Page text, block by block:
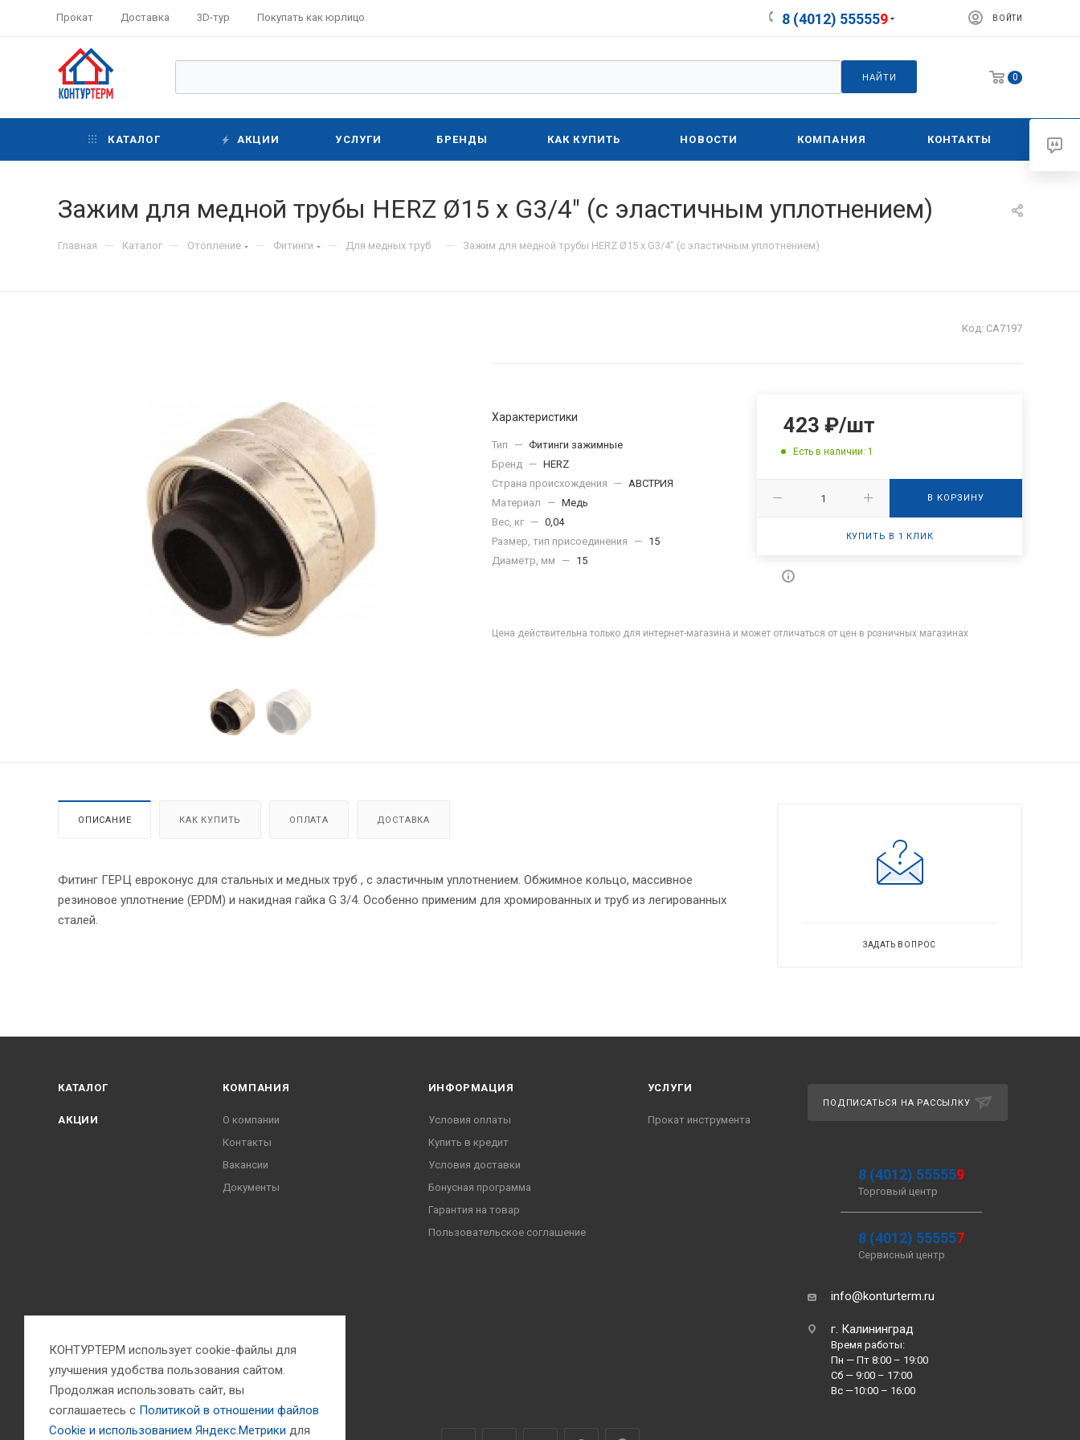
Прокат Доставка 3D-тур Покупать как юрлицо 8 (4012) 555559 ВОЙТИ
НАЙТИ 0
КАТАЛОГ АКЦИИ УСЛУГИ БРЕНДЫ КАК КУПИТЬ НОВОСТИ КОМПАНИЯ КОНТАКТЫ
Зажим для медной трубы HERZ Ø15 х G3/4" (с эластичным уплотнением)
Главная — Каталог — Отопление — Фитинги — Для медных труб — Зажим для медной трубы HERZ Ø15 х G3/4" (с эластичным уплотнением)
Код: СА7197
Характеристики
Тип — Фитинги зажимные
Бренд — HERZ
Страна происхождения
— АВСТРИЯ
Материал
— Медь
Вес, кг — 0,04
Размер, тип присоединения
— 15
Диаметр, мм
— 15
423 ₽/шт
Есть в наличии: 1
В КОРЗИНУ
КУПИТЬ В 1 КЛИК
Цена действительна только для интернет-магазина и может отличаться от цен в розничных магазинах
ОПИСАНИЕ КАК КУПИТЬ ОПЛАТА ДОСТАВКА
Фитинг ГЕРЦ евроконус для стальных и медных труб , с эластичным уплотнением. Обжимное кольцо, массивное
резиновое уплотнение (EPDM) и накидная гайка G 3/4. Особенно применим для хромированных и труб из легированных
сталей.
ЗАДАТЬ ВОПРОС
КАТАЛОГ
АКЦИИ
КОМПАНИЯ
О компании
Контакты
Вакансии
Документы
ИНФОРМАЦИЯ
Условия оплаты
Купить в кредит
Условия доставки
Бонусная программа
Гарантия на товар
Пользовательское соглашение
УСЛУГИ
Прокат инструмента
ПОДПИСАТЬСЯ НА РАССЫЛКУ
8 (4012) 555559
Торговый центр
8 (4012) 555557
Сервисный центр
info@konturterm.ru
г. Калининград
Время работы:
Пн — Пт 8:00 – 19:00
Сб — 9:00 – 17:00
Вс —10:00 – 16:00
КОНТУРТЕРМ использует cookie-файлы для
улучшения удобства пользования сайтом.
Продолжая использовать сайт, вы
соглашаетесь с Политикой в отношении файлов
Сookie и использованием Яндекс.Метрики для